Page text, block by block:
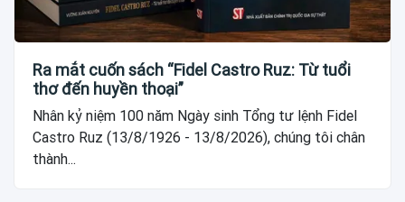
Ra mắt cuốn sách “Fidel Castro Ruz: Từ tuổi
thơ đến huyền thoại”
Nhân kỷ niệm 100 năm Ngày sinh Tổng tư lệnh Fidel
Castro Ruz (13/8/1926 - 13/8/2026), chúng tôi chân
thành...